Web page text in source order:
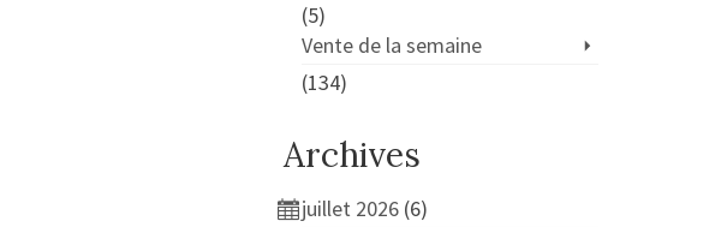
(5)
Vente de la semaine
(134)
Archives
juillet 2026(6)